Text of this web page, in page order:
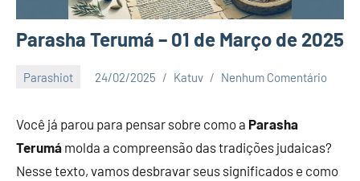
Parasha Terumá – 01 de Março de 2025
Parashiot 24/02/2025 Katuv Nenhum Comentário
Você já parou para pensar sobre como a Parasha
Terumá molda a compreensão das tradições judaicas?
Nesse texto, vamos desbravar seus significados e como